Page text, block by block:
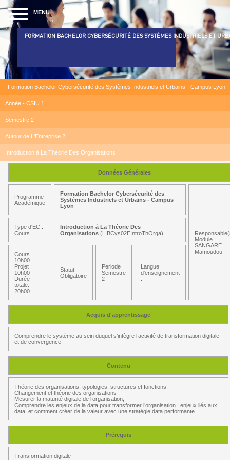
MENU
FORMATION BACHELOR CYBERSÉCURITÉ DES SYSTÈMES INDUSTRIELS ET
Formation Bachelor Cybersécurité des Systèmes Industriels et Urbains - Campus Lyon
Année - CSIU 1
Semestre 2
Autour de L'Entreprise 2
Introduction à La Théorie Des Organisations
Données Générales
Programme
Académique
Formation Bachelor Cybersécurité des
Systèmes Industriels et Urbains - Campus
Lyon
Module :
SANGARE
Mamoudou
Type d'EC :
Cours
Introduction à La Théorie Des
Organisations (LIBCys02EIntroThOrga)
Cours :
10h00
Projet :
10h00
Durée
totale:
20h00
Statut
Obligatoire
Periode
Semestre
2
Langue
d'enseignement
:
Acquis d'apprentissage
Comprendre le système au sein duquel s’intègre l’activité de transformation digitale
et de convergence
Contenu
Théorie des organisations, typologies, structures et fonctions.
Changement et théorie des organisations
Mesurer la maturité digitale de l’organisation,
Comprendre les enjeux de la data pour transformer l’organisation : enjeux liés aux
data, et comment créer de la valeur avec une stratégie data performante
Prérequis
Transformation digitale